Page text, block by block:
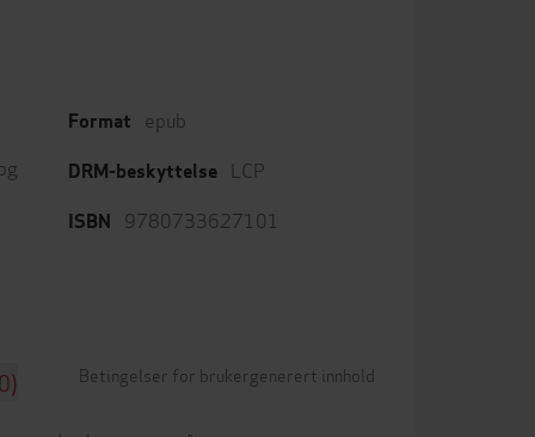
Format epub
DRM-beskyttelse LCP
ISBN 9780733627101
Betingelser for brukergenerert innhold